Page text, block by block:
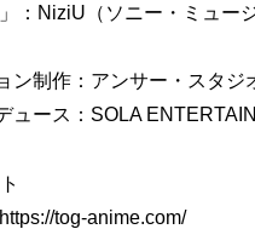
」：NiziU（ソニー・ミュー
ン制作：アンサー・スタジ
ュース：SOLA
tog-anime.com/